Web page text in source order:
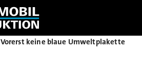
Vorerst keine blaue Umweltplakette